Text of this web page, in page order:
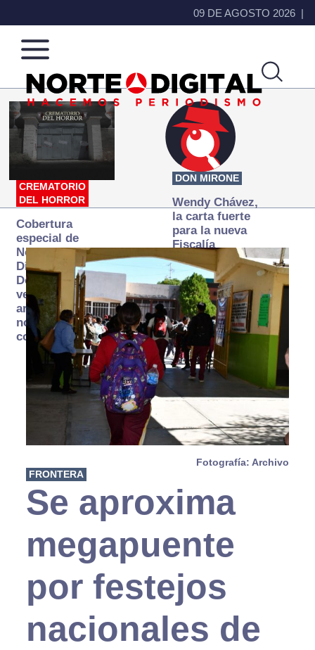
09 DE AGOSTO 2026
Norte
de
Ciudad
Más
que
noticias,
hacemos periodismo
CREMATORIO
DEL HORROR
Cobertura
especial de
Norte
Digital:
Donde la
verdad
arde… pero
no se
consume
DON MIRONE
Wendy Chávez,
la carta fuerte
para la nueva
Fiscalía
autónoma
Fotografía: Archivo
FRONTERA
Se aproxima
megapuente
por festejos
nacionales de